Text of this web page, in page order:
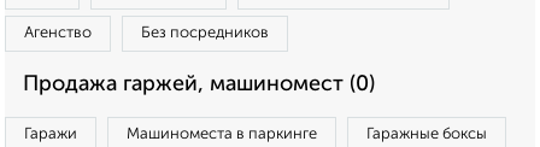
Агенство Без посредников
Продажа гаржей, машиномест (0)
Гаражи Машиноместа в паркинге Гаражные боксы